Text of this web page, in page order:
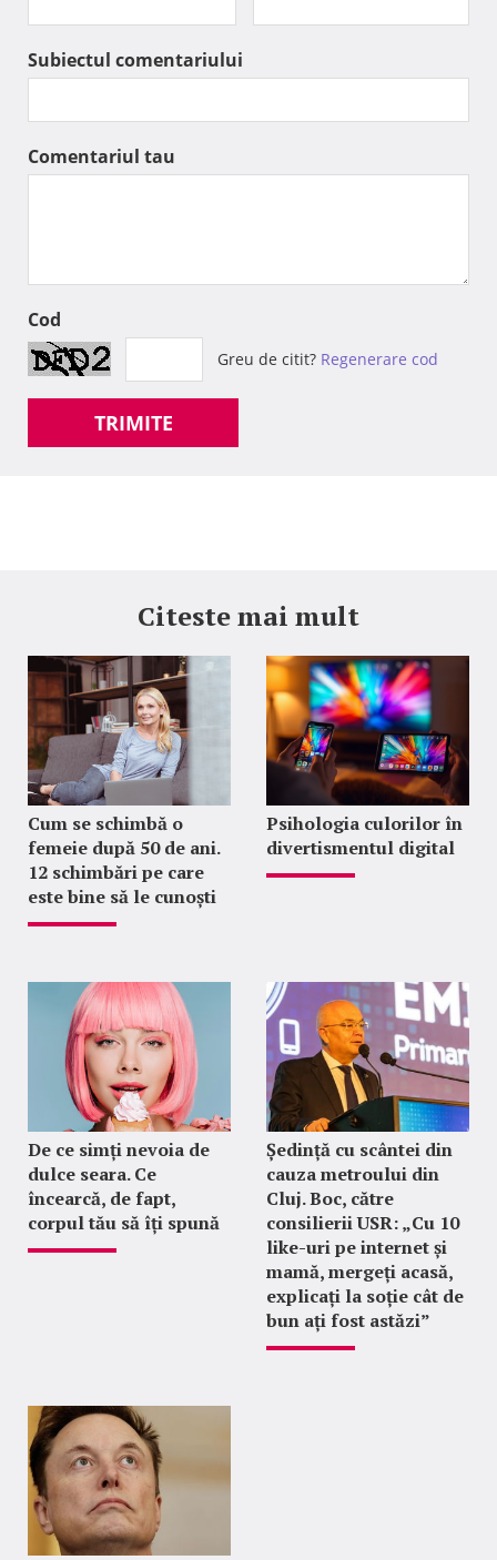
Subiectul comentariului
Comentariul tau
Cod
Greu de citit? Regenerare cod
TRIMITE
Citeste mai mult
Cum se schimbă o
femeie după 50 de ani.
12 schimbări pe care
este bine să le cunoști
Psihologia culorilor în
divertismentul digital
De ce simți nevoia de
dulce seara. Ce
încearcă, de fapt,
corpul tău să îți spună
Ședință cu scântei din
cauza metroului din
Cluj. Boc, către
consilierii USR: „Cu 10
like-uri pe internet și
mamă, mergeți acasă,
explicați la soție cât de
bun ați fost astăzi”